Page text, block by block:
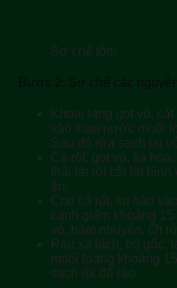
Sơ chế tôm
Bước 2: Sơ chế các
Khoai lang gọt vỏ,
vào thau nước muối
Sau đó rửa sạch lại
Cà rốt, gọt vỏ, tỉa
thái lát rồi cắt lát
ăn.
Cho cà rốt, su hào
canh giấm khoảng
vỏ, băm nhuyễn. Ớt
Rau xà lách, bỏ gốc,
muối loãng khoảng
sạch rồi để ráo.